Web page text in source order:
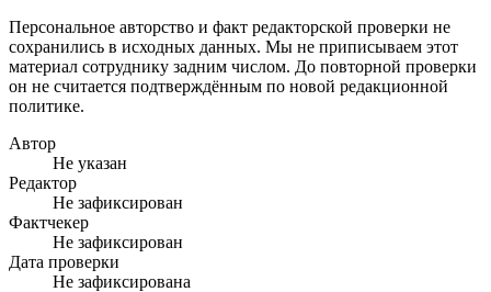
Персональное авторство и факт редакторской проверки не
сохранились в исходных данных. Мы не приписываем этот
материал сотруднику задним числом. До повторной проверки
он не считается подтверждённым по новой редакционной
политике.
Автор
Не указан
Редактор
Не зафиксирован
Фактчекер
Не зафиксирован
Дата проверки
Не зафиксирована